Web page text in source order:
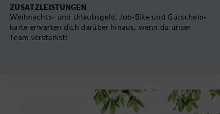
ZUSATZ­LEISTUNGEN
Weihnachts- und Urlaubs­geld, Job-Bike und Gutschein­
karte erwarten dich darüber hinaus, wenn du unser
Team verstärkst!